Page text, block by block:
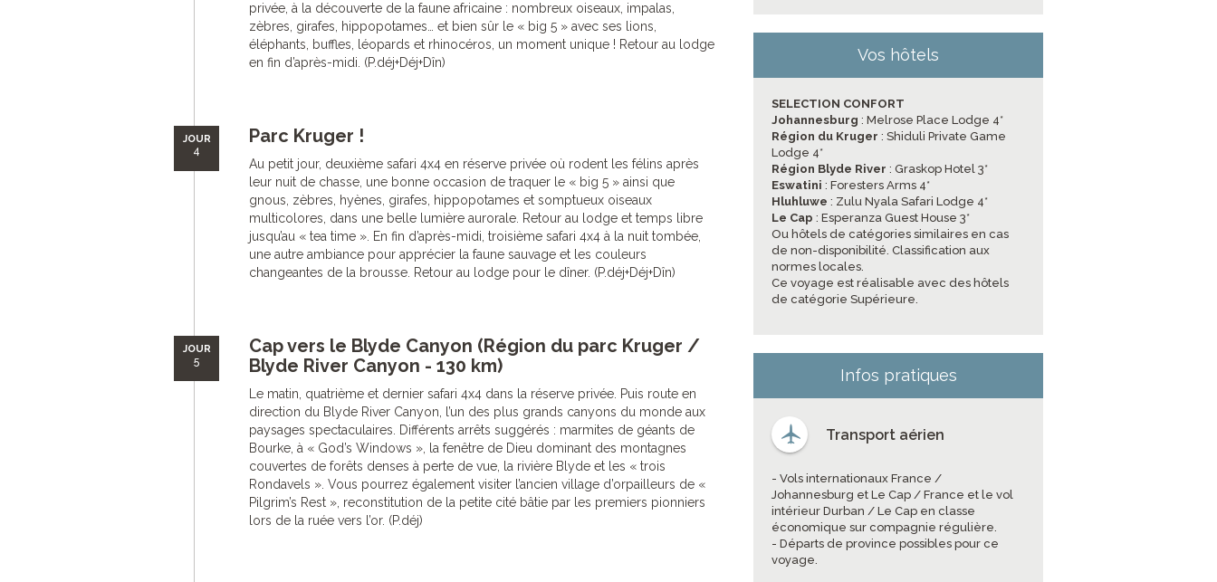
privée, à la découverte de la faune africaine : nombreux oiseaux, impalas,
zèbres, girafes, hippopotames… et bien sûr le « big 5 » avec ses lions,
éléphants, buffles, léopards et rhinocéros, un moment unique ! Retour au lodge
en fin d’après-midi. (P.déj+Déj+Dîn)
JOUR
4
Parc Kruger !
Au petit jour, deuxième safari 4x4 en réserve privée où rodent les félins après
leur nuit de chasse, une bonne occasion de traquer le « big 5 » ainsi que
gnous, zèbres, hyènes, girafes, hippopotames et somptueux oiseaux
multicolores, dans une belle lumière aurorale. Retour au lodge et temps libre
jusqu’au « tea time ». En fin d’après-midi, troisième safari 4x4 à la nuit tombée,
une autre ambiance pour apprécier la faune sauvage et les couleurs
changeantes de la brousse. Retour au lodge pour le dîner. (P.déj+Déj+Dîn)
JOUR
5
Cap vers le Blyde Canyon (Région du parc Kruger /
Blyde River Canyon - 130 km)
Le matin, quatrième et dernier safari 4x4 dans la réserve privée. Puis route en
direction du Blyde River Canyon, l’un des plus grands canyons du monde aux
paysages spectaculaires. Différents arrêts suggérés : marmites de géants de
Bourke, à « God’s Windows », la fenêtre de Dieu dominant des montagnes
couvertes de forêts denses à perte de vue, la rivière Blyde et les « trois
Rondavels ». Vous pourrez également visiter l’ancien village d’orpailleurs de «
Pilgrim’s Rest », reconstitution de la petite cité bâtie par les premiers pionniers
lors de la ruée vers l’or. (P.déj)
Vos hôtels
SELECTION CONFORT
Johannesburg: Melrose Place Lodge 4*
Région du Kruger : Shiduli Private Game
Lodge 4*
Région Blyde River : Graskop Hotel 3*
Eswatini: Foresters Arms 4*
Hluhluwe: Zulu Nyala Safari Lodge 4*
Le Cap : Esperanza Guest House 3*
Ou hôtels de catégories similaires en cas
de non-disponibilité. Classification aux
normes locales.
Ce voyage est réalisable avec des hôtels
de catégorie Supérieure.
Infos pratiques
Transport aérien
- Vols internationaux France /
Johannesburg et Le Cap / France et le vol
intérieur Durban / Le Cap en classe
économique sur compagnie régulière.
- Départs de province possibles pour ce
voyage.